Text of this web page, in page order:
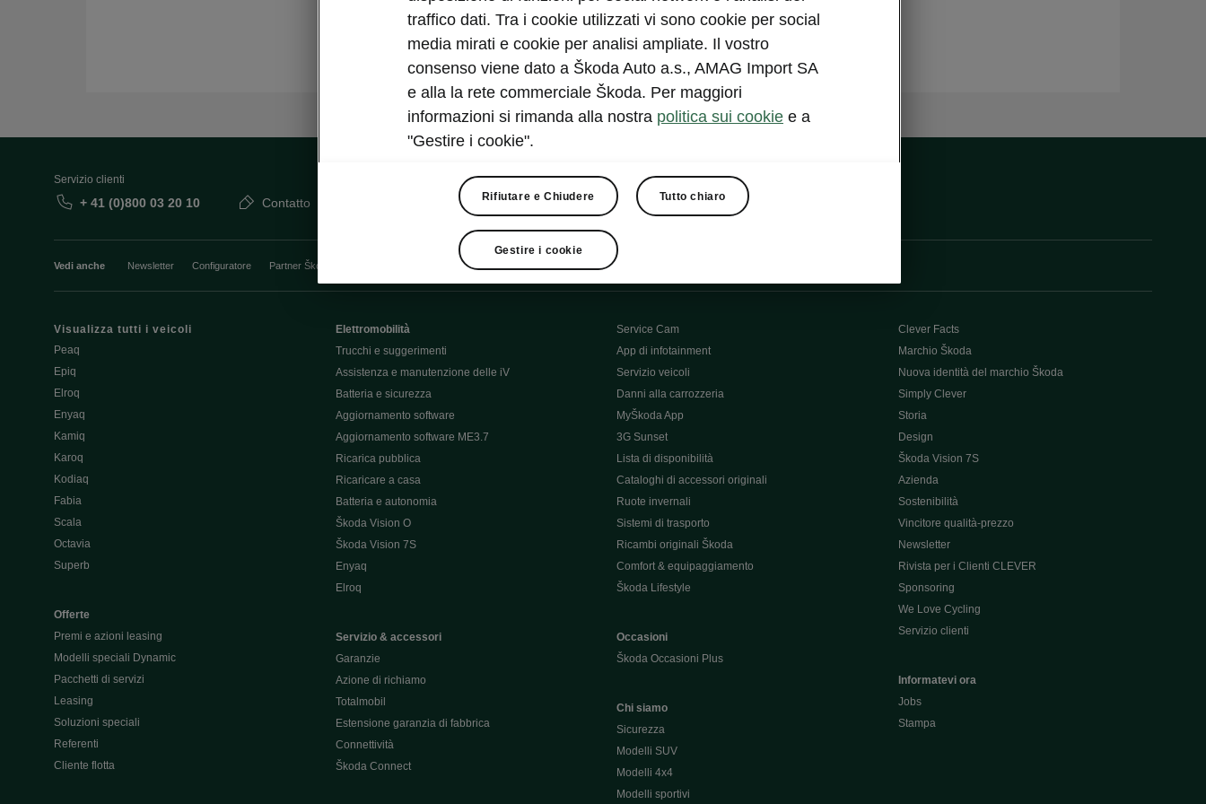
Visualizzare
Servizio clienti
+ 41 (0)800 03 20 10 Contatto
Vedi anche Newsletter Configuratore Partner Škoda
Visualizza tutti i veicoli
Peaq
Epiq
Elroq
Enyaq
Kamiq
Karoq
Kodiaq
Fabia
Scala
Octavia
Superb
Offerte
Premi e azioni leasing
Modelli speciali Dynamic
Pacchetti di servizi
Leasing
Soluzioni speciali
Referenti
Cliente flotta
Elettromobilità
Trucchi e suggerimenti
Assistenza e manutenzione delle iV
Batteria e sicurezza
Aggiornamento software
Aggiornamento software ME3.7
Ricarica pubblica
Ricaricare a casa
Batteria e autonomia
Škoda Vision O
Škoda Vision 7S
Enyaq
Elroq
Servizio & accessori
Garanzie
Azione di richiamo
Totalmobil
Estensione garanzia di fabbrica
Connettività
Škoda Connect
Service Cam
App di infotainment
Servizio veicoli
Danni alla carrozzeria
MyŠkoda App
3G Sunset
Lista di disponibilità
Cataloghi di accessori originali
Ruote invernali
Sistemi di trasporto
Ricambi originali Škoda
Comfort & equipaggiamento
Škoda Lifestyle
Occasioni
Škoda Occasioni Plus
Chi siamo
Sicurezza
Modelli SUV
Modelli 4x4
Modelli sportivi
Clever Facts
Marchio Škoda
Nuova identità del marchio Škoda
Simply Clever
Storia
Design
Škoda Vision 7S
Azienda
Sostenibilità
Vincitore qualità-prezzo
Newsletter
Rivista per i Clienti CLEVER
Sponsoring
We Love Cycling
Servizio clienti
Informatevi ora
Jobs
Stampa
traffico dati. Tra i cookie utilizzati vi sono cookie per social
media mirati e cookie per analisi ampliate. Il vostro
consenso viene dato a Škoda Auto a.s., AMAG Import SA
e alla la rete commerciale Škoda. Per maggiori
informazioni si rimanda alla nostra politica sui cookie e a
"Gestire i cookie".
Rifiutare e Chiudere Tutto chiaro
Gestire i cookie